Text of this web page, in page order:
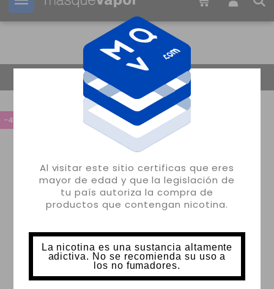
Al visitar este sitio certificas que eres
mayor de edad y que la legislación de
tu país autoriza la compra de
productos que contengan nicotina.
La nicotina es una sustancia altamente
adictiva. No se recomienda su uso a
los no fumadores.
Tu pedido puede ser enviado en 25m:
-45%